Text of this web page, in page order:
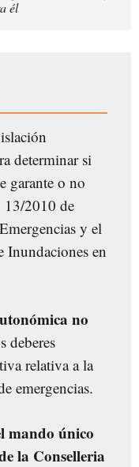
él
determinar si
garante o no
13/2010 de
y el
Inundaciones en
no
deberes
relativa a la
emergencias.
mando único
la Conselleria